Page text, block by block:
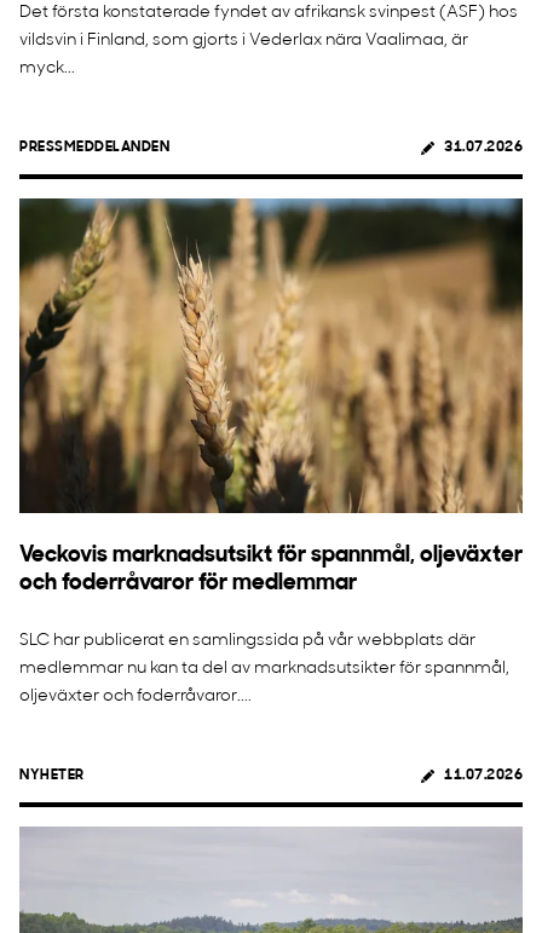
Det första konstaterade fyndet av afrikansk svinpest (ASF) hos
vildsvin i Finland, som gjorts i Vederlax nära Vaalimaa, är
myck...
PRESSMEDDELANDEN 31.07.2026
Veckovis marknadsutsikt för spannmål, oljeväxter
och foderråvaror för medlemmar
SLC har publicerat en samlingssida på vår webbplats där
medlemmar nu kan ta del av marknadsutsikter för spannmål,
oljeväxter och foderråvaror....
NYHETER 11.07.2026